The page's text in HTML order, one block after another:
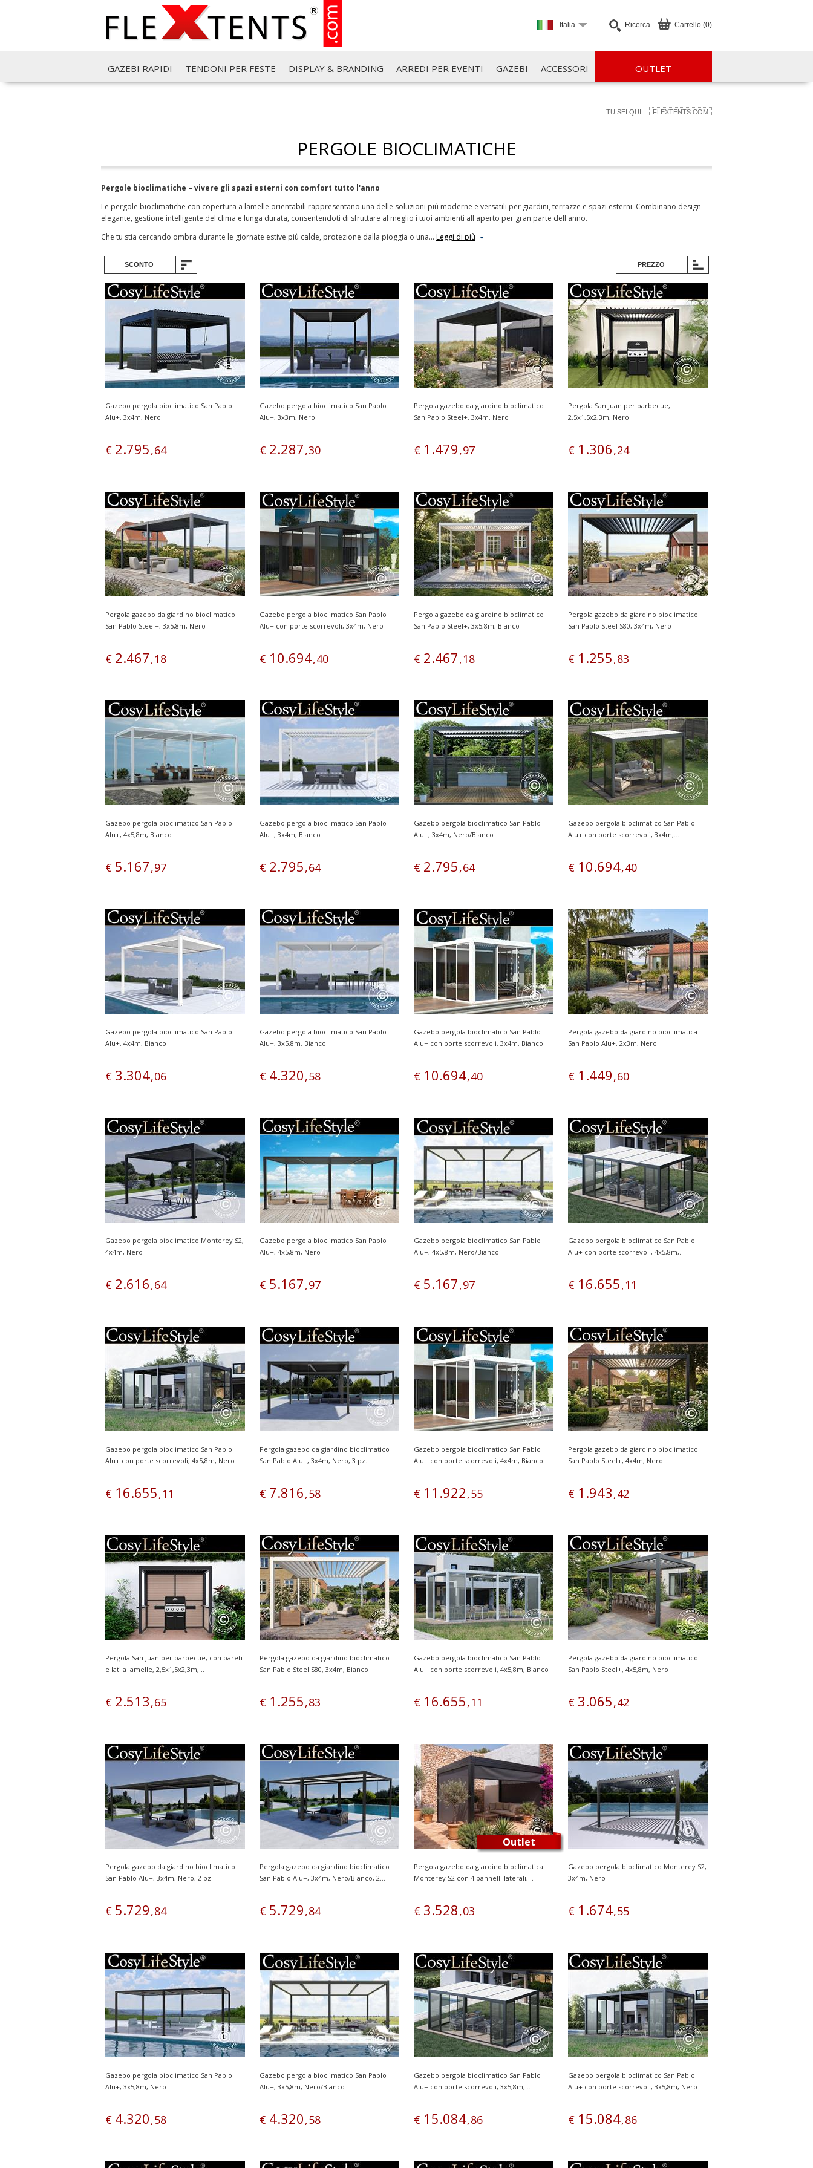
Carrello (0)
Ricerca
Italia
GAZEBI RAPIDI TENDONI PER FESTE DISPLAY & BRANDING ARREDI PER EVENTI GAZEBI ACCESSORI OUTLET
TU SEI QUI: FLEXTENTS.COM
PERGOLE BIOCLIMATICHE
Pergole bioclimatiche – vivere gli spazi esterni con comfort tutto l'anno
Le pergole bioclimatiche con copertura a lamelle orientabili rappresentano una delle soluzioni più moderne e versatili per giardini, terrazze e spazi esterni. Combinano design
elegante, gestione intelligente del clima e lunga durata, consentendoti di sfruttare al meglio i tuoi ambienti all'aperto per gran parte dell'anno.
Che tu stia cercando ombra durante le giornate estive più calde, protezione dalla pioggia o una… Leggi di più
SCONTO PREZZO
Gazebo pergola bioclimatico San Pablo
Alu+, 3x4m, Nero
€ 2.795,64
Gazebo pergola bioclimatico San Pablo
Alu+, 3x3m, Nero
€ 2.287,30
Pergola gazebo da giardino bioclimatico
San Pablo Steel+, 3x4m, Nero
€ 1 .479,97
Pergola San Juan per barbecue,
2,5x1,5x2,3m, Nero
€ 1 .306,24
Pergola gazebo da giardino bioclimatico
San Pablo Steel+, 3x5,8m, Nero
€ 2.467,18
Gazebo pergola bioclimatico San Pablo
Alu+ con porte scorrevoli, 3x4m, Nero
€ 10.694,40
Pergola gazebo da giardino bioclimatico
San Pablo Steel+, 3x5,8m, Bianco
€ 2.467,18
Pergola gazebo da giardino bioclimatico
San Pablo Steel S80, 3x4m, Nero
€ 1 .255,83
Gazebo pergola bioclimatico San Pablo
Alu+, 4x5,8m, Bianco
€ 5.167,97
Gazebo pergola bioclimatico San Pablo
Alu+, 3x4m, Bianco
€ 2.795,64
Gazebo pergola bioclimatico San Pablo
Alu+, 3x4m, Nero/Bianco
€ 2.795,64
Gazebo pergola bioclimatico San Pablo
Alu+ con porte scorrevoli, 3x4m,...
€ 10.694,40
Gazebo pergola bioclimatico San Pablo
Alu+, 4x4m, Bianco
€ 3.304,06
Gazebo pergola bioclimatico San Pablo
Alu+, 3x5,8m, Bianco
€ 4.320,58
Gazebo pergola bioclimatico San Pablo
Alu+ con porte scorrevoli, 3x4m, Bianco
€ 10.694,40
Pergola gazebo da giardino bioclimatica
San Pablo Alu+, 2x3m, Nero
€ 1 .449,60
Gazebo pergola bioclimatico Monterey S2,
4x4m, Nero
€ 2.616,64
Gazebo pergola bioclimatico San Pablo
Alu+, 4x5,8m, Nero
€ 5.167,97
Gazebo pergola bioclimatico San Pablo
Alu+, 4x5,8m, Nero/Bianco
€ 5.167,97
Gazebo pergola bioclimatico San Pablo
Alu+ con porte scorrevoli, 4x5,8m,...
€ 16.655,11
Gazebo pergola bioclimatico San Pablo
Alu+ con porte scorrevoli, 4x5,8m, Nero
€ 16.655,11
Pergola gazebo da giardino bioclimatico
San Pablo Alu+, 3x4m, Nero, 3 pz.
€ 7.816,58
Gazebo pergola bioclimatico San Pablo
Alu+ con porte scorrevoli, 4x4m, Bianco
€ 11 .922,55
Pergola gazebo da giardino bioclimatico
San Pablo Steel+, 4x4m, Nero
€ 1 .943,42
Pergola San Juan per barbecue, con pareti
e lati a lamelle, 2,5x1,5x2,3m,...
€ 2.513,65
Pergola gazebo da giardino bioclimatico
San Pablo Steel S80, 3x4m, Bianco
€ 1 .255,83
Gazebo pergola bioclimatico San Pablo
Alu+ con porte scorrevoli, 4x5,8m, Bianco
€ 16.655,11
Pergola gazebo da giardino bioclimatico
San Pablo Steel+, 4x5,8m, Nero
€ 3.065,42
Pergola gazebo da giardino bioclimatico
San Pablo Alu+, 3x4m, Nero, 2 pz.
€ 5.729,84
Pergola gazebo da giardino bioclimatico
San Pablo Alu+, 3x4m, Nero/Bianco, 2...
€ 5.729,84
Pergola gazebo da giardino bioclimatica
Monterey S2 con 4 pannelli laterali,...
€ 3.528,03
Outlet
Gazebo pergola bioclimatico Monterey S2,
3x4m, Nero
€ 1 .674,55
Gazebo pergola bioclimatico San Pablo
Alu+, 3x5,8m, Nero
€ 4.320,58
Gazebo pergola bioclimatico San Pablo
Alu+, 3x5,8m, Nero/Bianco
€ 4.320,58
Gazebo pergola bioclimatico San Pablo
Alu+ con porte scorrevoli, 3x5,8m,...
€ 15.084,86
Gazebo pergola bioclimatico San Pablo
Alu+ con porte scorrevoli, 3x5,8m, Nero
€ 15.084,86